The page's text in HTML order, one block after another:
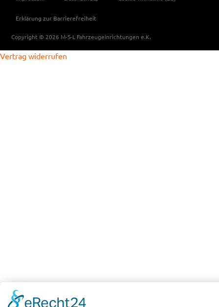
Erklärung zur Barrierefreiheit
Copyright © 2026 M-S-L Fahrzeugeinrichtungen e.K.
Vertrag widerrufen